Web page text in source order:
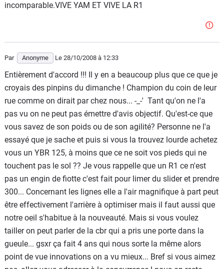
incomparable.VIVE YAM ET VIVE LA R1
Par Anonyme Le 28/10/2008 à 12:33
Entièrement d'accord !!! Il y en a beaucoup plus que ce que je
croyais des pinpins du dimanche ! Champion du coin de leur
rue comme on dirait par chez nous... -_-' Tant qu'on ne l'a
pas vu on ne peut pas émettre d'avis objectif. Qu'est-ce que
vous savez de son poids ou de son agilité? Personne ne l'a
essayé que je sache et puis si vous la trouvez lourde achetez
vous un YBR 125, à moins que ce ne soit vos pieds qui ne
touchent pas le sol ?? Je vous rappelle que un R1 ce n'est
pas un engin de fiotte c'est fait pour limer du slider et prendre
300... Concernant les lignes elle a l'air magnifique à part peut
être effectivement l'arrière à optimiser mais il faut aussi que
notre oeil s'habitue à la nouveauté. Mais si vous voulez
tailler on peut parler de la cbr qui a pris une porte dans la
gueule... gsxr ça fait 4 ans qui nous sorte la même alors
point de vue innovations on a vu mieux... Bref si vous aimez